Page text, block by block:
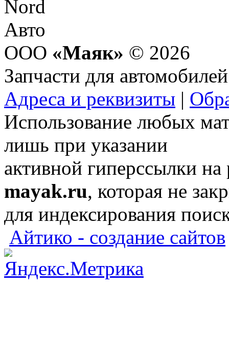
ООО «Маяк» © 2026
Запчасти для автомобилей
Адреса и реквизиты |
Использование любых
лишь при указании
активной гиперссылки
mayak.ru, которая не
для индексирования
Айтико - создание сайтов